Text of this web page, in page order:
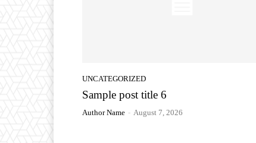
UNCATEGORIZED
Sample post title 6
Author Name - August 7, 2026